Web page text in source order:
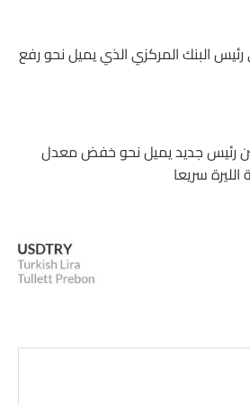
البنك المركزي الذي يميل نحو رفع
رئيس جديد يميل نحو خفض معدل
سريعا